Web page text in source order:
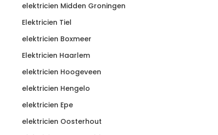
elektricien Midden Groningen
Elektricien Tiel
elektricien Boxmeer
Elektricien Haarlem
elektricien Hoogeveen
elektricien Hengelo
elektricien Epe
elektricien Oosterhout